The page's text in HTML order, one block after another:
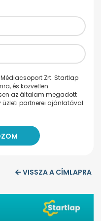
Zrt. Startlap
és közvetlen
az általam megadott
partnerei ajánlatával.
VISSZA A CÍMLAPRA